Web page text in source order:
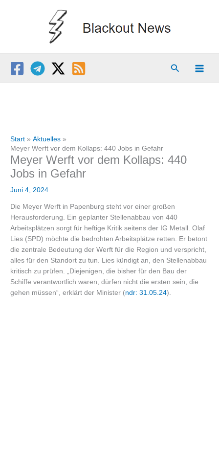
Suchen
Start
Aktuelles
Meyer Werft vor dem Kollaps: 440 Jobs in Gefahr
Meyer Werft vor dem Kollaps: 440
Jobs in Gefahr
Juni 4, 2024
Die Meyer Werft in Papenburg steht vor einer großen
Herausforderung. Ein geplanter Stellenabbau von 440
Arbeitsplätzen sorgt für heftige Kritik seitens der IG Metall. Olaf
Lies (SPD) möchte die bedrohten Arbeitsplätze retten. Er betont
die zentrale Bedeutung der Werft für die Region und verspricht,
alles für den Standort zu tun. Lies kündigt an, den Stellenabbau
kritisch zu prüfen. „Diejenigen, die bisher für den Bau der
Schiffe verantwortlich waren, dürfen nicht die ersten sein, die
gehen müssen“, erklärt der Minister (ndr: 31.05.24).